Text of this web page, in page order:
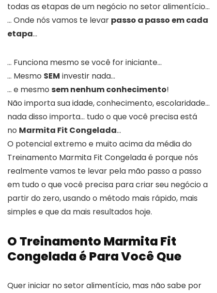
todas as etapas de um negócio no setor alimentício…
… Onde nós vamos te levar passo a passo em cada
etapa…
… Funciona mesmo se você for iniciante…
… Mesmo SEM investir nada…
… e mesmo sem nenhum conhecimento!
Não importa sua idade, conhecimento, escolaridade…
nada disso importa… tudo o que você precisa está
no Marmita Fit Congelada…
O potencial extremo e muito acima da média do
Treinamento Marmita Fit Congelada é porque nós
realmente vamos te levar pela mão passo a passo
em tudo o que você precisa para criar seu negócio a
partir do zero, usando o método mais rápido, mais
simples e que da mais resultados hoje.
O Treinamento Marmita Fit
Congelada é Para Você Que
Quer iniciar no setor alimentício, mas não sabe por